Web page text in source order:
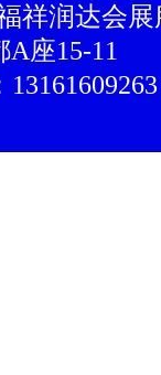
祥润达会
座15-11